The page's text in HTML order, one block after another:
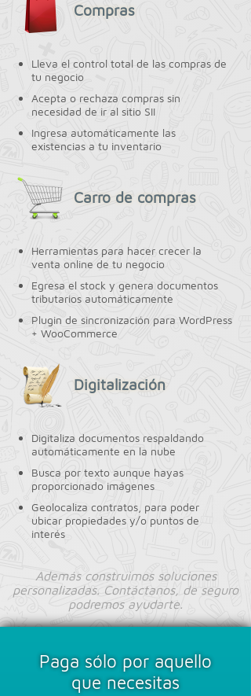
Compras
Lleva el control total de las compras de
tu negocio
Acepta o rechaza compras sin
necesidad de ir al sitio SII
Ingresa automáticamente las
existencias a tu inventario
Carro de compras
Herramientas para hacer crecer la
venta online de tu negocio
Egresa el stock y genera documentos
tributarios automáticamente
Plugin de sincronización para WordPress
+ WooCommerce
Digitalización
Digitaliza documentos respaldando
automáticamente en la nube
Busca por texto aunque hayas
proporcionado imágenes
Geolocaliza contratos, para poder
ubicar propiedades y/o puntos de
interés
Además construimos soluciones
personalizadas. Contáctanos, de seguro
podremos ayudarte.
Paga sólo por aquello
que necesitas